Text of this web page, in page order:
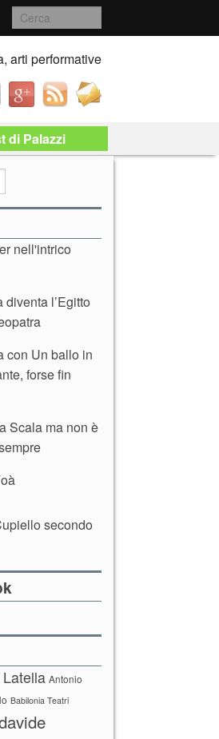
arti performative
di Palazzi
nell'intrico
l’Egitto
con Un ballo in
forse fin
Scala ma non è
secondo
Antonio
Babilonia Teatri